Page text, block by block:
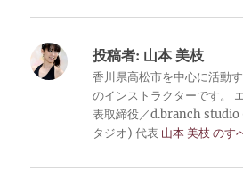
投稿者: 山本 美枝
香川県高松市を中心に活動
のインストラクターです。
表取締役／d.branch studio
タジオ) 代表 山本 美枝 のす